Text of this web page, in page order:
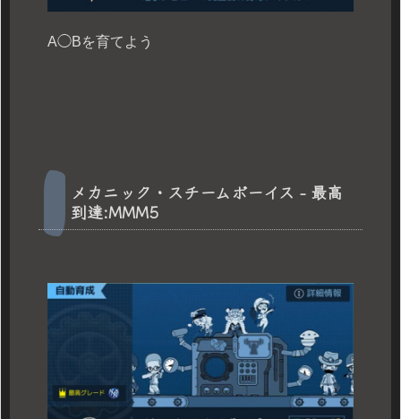
A◯Bを育てよう
メカニック・スチームボーイス - 最高
到達:MMM5